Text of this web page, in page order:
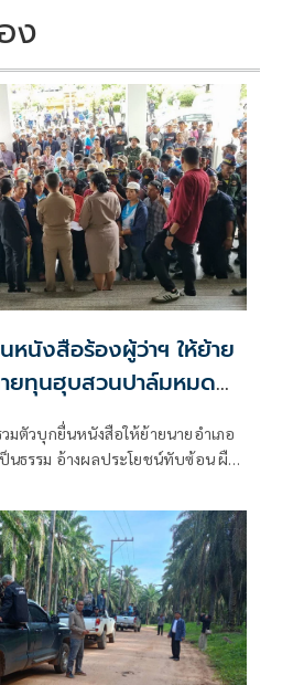
ง
หนังสือร้องผู้ว่าฯ ให้ย้าย
ยทุนฮุบสวนปาล์มหมด
มตัวบุกยื่นหนังสือให้ย้ายนายอำเภอ
นธรรม อ้างผลประโยชน์ทับซ้อน ผืน
ฝงเก็บเกี่ยวผลผลิต ปล่อยสร้างสุสาน
ปักหลักนอนค้างคืนหน้าอำเภอรอคำ